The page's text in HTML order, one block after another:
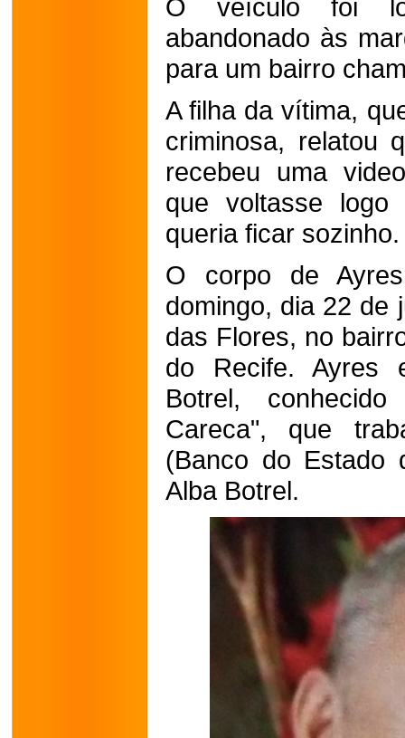
O veículo foi
abandonado às
para um bairro
A filha da vítima,
criminosa, relatou
recebeu uma
que voltasse
queria ficar
O corpo de
domingo, dia 22 de
das Flores, no
do Recife. Ayres
Botrel,
Careca", que
(Banco do Estado
Alba Botrel.